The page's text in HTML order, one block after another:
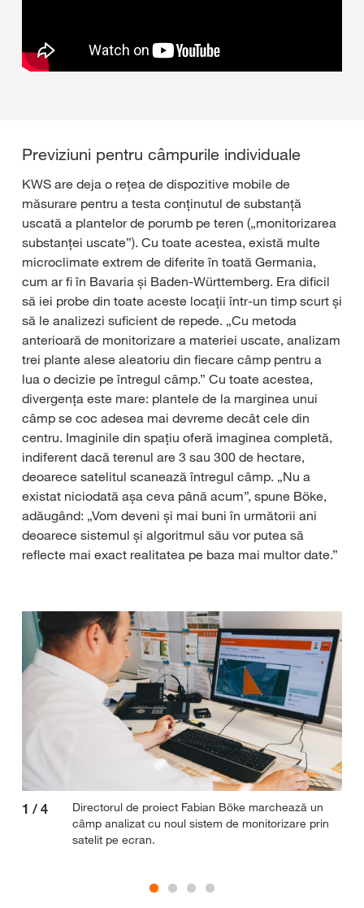
Previziuni pentru câmpurile individuale
KWS are deja o rețea de dispozitive mobile de
măsurare pentru a testa conținutul de substanță
uscată a plantelor de porumb pe teren („monitorizarea
substanței uscate”). Cu toate acestea, există multe
microclimate extrem de diferite în toată Germania,
cum ar fi în Bavaria și Baden-Württemberg. Era dificil
să iei probe din toate aceste locații într-un timp scurt și
să le analizezi suficient de repede. „Cu metoda
anterioară de monitorizare a materiei uscate, analizam
trei plante alese aleatoriu din fiecare câmp pentru a
lua o decizie pe întregul câmp.” Cu toate acestea,
divergența este mare: plantele de la marginea unui
câmp se coc adesea mai devreme decât cele din
centru. Imaginile din spațiu oferă imaginea completă,
indiferent dacă terenul are 3 sau 300 de hectare,
deoarece satelitul scanează întregul câmp. „Nu a
existat niciodată așa ceva până acum”, spune Böke,
adăugând: „Vom deveni și mai buni în următorii ani
deoarece sistemul și algoritmul său vor putea să
reflecte mai exact realitatea pe baza mai multor date.”
1 / 4
Directorul de proiect Fabian Böke marchează un
câmp analizat cu noul sistem de monitorizare prin
satelit pe ecran.